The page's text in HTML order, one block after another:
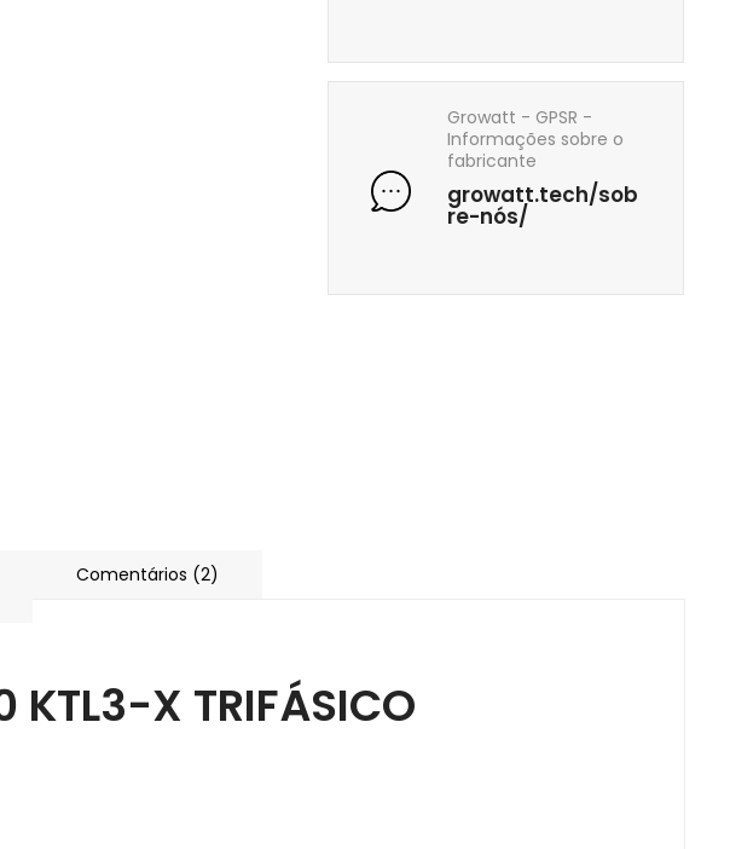
Growatt - GPSR -
Informações sobre o
fabricante
growatt.tech/sob
re-nós/
Comentários (2)
KTL3-X TRIFÁSICO